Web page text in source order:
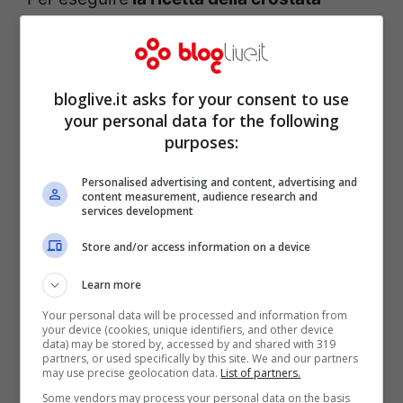
pasta frolla. Disponete su un
piano d’appoggio la farina a fontana,
aggiungete lo zucchero, la buccia del
limone grattugiata, le uova, il burro
ammorbidito a temperatura ambiente e
impastate il tutto a mano. Una volta
ottenuto un impasto omogeneo, ricopritelo
con la pellicola e fatelo riposare in frigo
per almeno 1 ora.
Quando l’impasto si sarà raffreddato
riprendetelo, stendetelo in una sfoglia di
bloglive.it asks for your consent to use
your personal data for the following
purposes:
Personalised advertising and content, advertising and
content measurement, audience research and
services development
Store and/or access information on a device
Learn more
Your personal data will be processed and information from
your device (cookies, unique identifiers, and other device
data) may be stored by, accessed by and shared with 319
partners, or used specifically by this site. We and our partners
may use precise geolocation data. List of partners.
Some vendors may process your personal data on the basis